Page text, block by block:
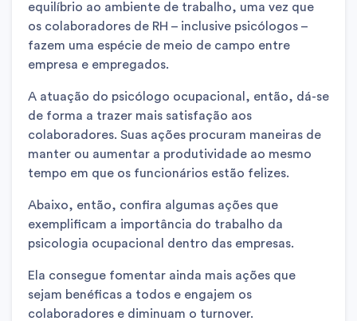
equilíbrio ao ambiente de trabalho, uma vez que
os colaboradores de RH – inclusive psicólogos –
fazem uma espécie de meio de campo entre
empresa e empregados.
A atuação do psicólogo ocupacional, então, dá-se
de forma a trazer mais satisfação aos
colaboradores. Suas ações procuram maneiras de
manter ou aumentar a produtividade ao mesmo
tempo em que os funcionários estão felizes.
Abaixo, então, confira algumas ações que
exemplificam a importância do trabalho da
psicologia ocupacional dentro das empresas.
Ela consegue fomentar ainda mais ações que
sejam benéficas a todos e engajem os
colaboradores e diminuam o turnover.